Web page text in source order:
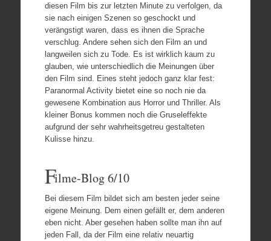
diesen Film bis zur letzten Minute zu verfolgen, da
sie nach einigen Szenen so geschockt und
verängstigt waren, dass es ihnen die Sprache
verschlug. Andere sehen sich den Film an und
langweilen sich zu Tode. Es ist wirklich kaum zu
glauben, wie unterschiedlich die Meinungen über
den Film sind. Eines steht jedoch ganz klar fest:
Paranormal Activity bietet eine so noch nie da
gewesene Kombination aus Horror und Thriller. Als
kleiner Bonus kommen noch die Gruseleffekte
aufgrund der sehr wahrheitsgetreu gestalteten
Kulisse hinzu.
Filme-Blog 6/10
Bei diesem Film bildet sich am besten jeder seine
eigene Meinung. Dem einen gefällt er, dem anderen
eben nicht. Aber gesehen haben sollte man ihn auf
jeden Fall, da der Film eine relativ neuartig